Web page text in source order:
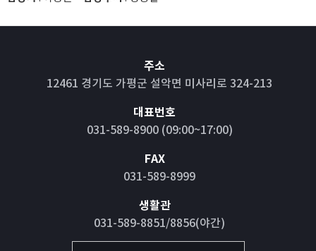
주소
12461 경기도 가평군 설악면 미사리로 324-213
대표번호
031-589-8900 (09:00~17:00)
FAX
031-589-8999
생활관
031-589-8851/8856(야간)